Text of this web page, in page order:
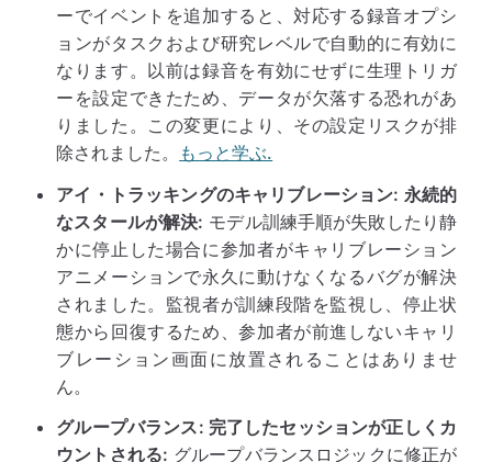
ーでイベントを追加すると、対応する録音オプシ
ョンがタスクおよび研究レベルで自動的に有効に
なります。以前は録音を有効にせずに生理トリガ
ーを設定できたため、データが欠落する恐れがあ
りました。この変更により、その設定リスクが排
除されました。
もっと学ぶ.
アイ・トラッキングのキャリブレーション: 永続的
なスタールが解決: モデル訓練手順が失敗したり静
かに停止した場合に参加者がキャリブレーション
アニメーションで永久に動けなくなるバグが解決
されました。監視者が訓練段階を監視し、停止状
態から回復するため、参加者が前進しないキャリ
ブレーション画面に放置されることはありませ
ん。
グループバランス: 完了したセッションが正しくカ
ウントされる: グループバランスロジックに修正が